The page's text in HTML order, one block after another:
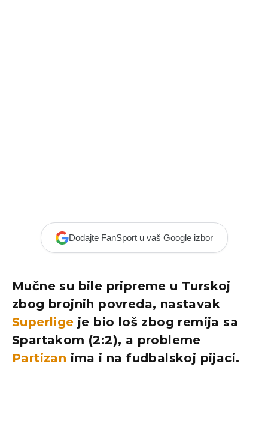
Dodajte FanSport u vaš Google izbor
Mučne su bile pripreme u Turskoj
zbog brojnih povreda, nastavak
Superlige je bio loš zbog remija sa
Spartakom (2:2), a probleme
Partizan ima i na fudbalskoj pijaci.